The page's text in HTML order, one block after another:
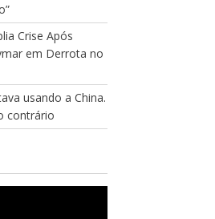
Crise Após
em Derrota no
usando a China.
contrário